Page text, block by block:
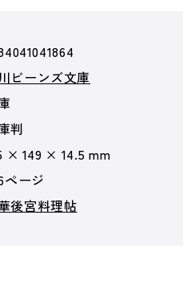
ビーンズ文庫
判
× 149 × 14.5 mm
ページ
後宮料理帖